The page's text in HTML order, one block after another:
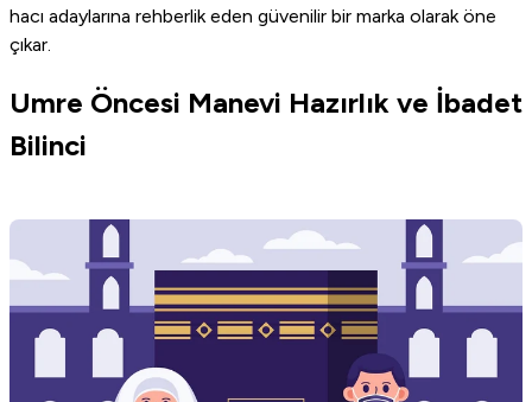
hacı adaylarına rehberlik eden güvenilir bir marka olarak öne
çıkar.
Umre Öncesi Manevi Hazırlık ve İbadet
Bilinci